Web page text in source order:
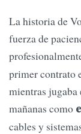
La historia de
fuerza de
primer contrato
mientras jugaba
mañanas como
cables y